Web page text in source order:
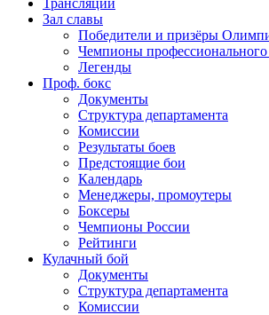
Трансляции
Зал славы
Победители и призёры
Чемпионы профессионального
Легенды
Проф. бокс
Документы
Структура департамента
Комиссии
Результаты боев
Предстоящие бои
Календарь
Менеджеры, промоутеры
Боксеры
Чемпионы России
Рейтинги
Кулачный бой
Документы
Структура департамента
Комиссии